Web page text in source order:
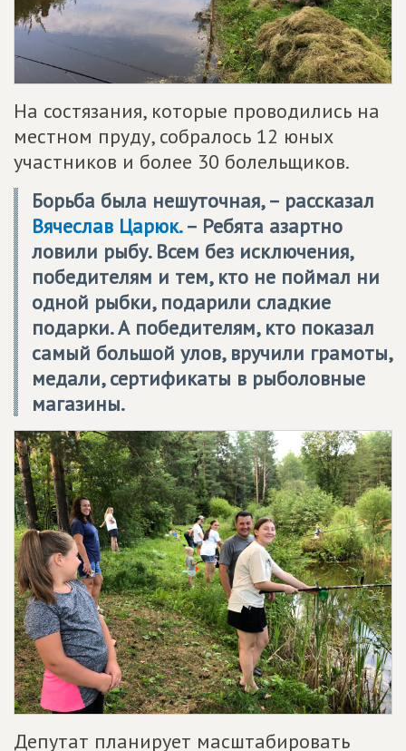
На состязания, которые проводились на
местном пруду, собралось 12 юных
участников и более 30 болельщиков.
Борьба была нешуточная, – рассказал
Вячеслав Царюк.– Ребята азартно
ловили рыбу. Всем без исключения,
победителям и тем, кто не поймал ни
одной рыбки, подарили сладкие
подарки. А победителям, кто показал
самый большой улов, вручили грамоты,
медали, сертификаты в рыболовные
магазины.
Депутат планирует масштабировать